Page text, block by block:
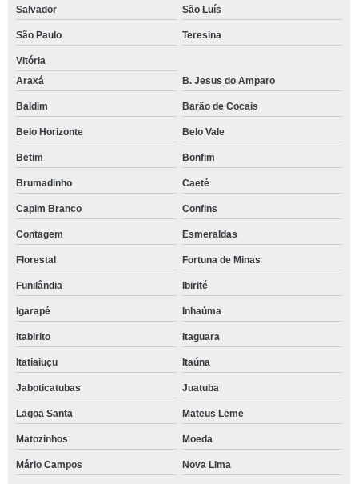
Salvador São Luís
São Paulo Teresina
Vitória
Araxá
B. Jesus do Amparo
Baldim Barão de Cocais
Belo Horizonte Belo Vale
Betim Bonfim
Brumadinho Caeté
Capim Branco Confins
Contagem Esmeraldas
Florestal Fortuna de Minas
Funilândia Ibirité
Igarapé Inhaúma
Itabirito Itaguara
Itatiaiuçu Itaúna
Jaboticatubas Juatuba
Lagoa Santa Mateus Leme
Matozinhos Moeda
Mário Campos Nova Lima